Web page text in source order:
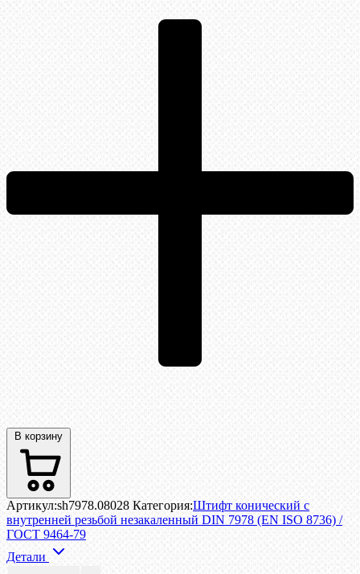
В корзину
Артикул:sh7978.08028 Категория:Штифт конический с
внутренней резьбой незакаленный DIN 7978 (EN ISO 8736) /
ГОСТ 9464-79
Детали